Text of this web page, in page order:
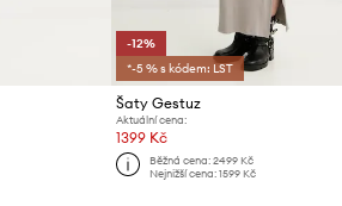
-12%
*-5 % s kódem: LST
Šaty Gestuz
Aktuální cena:
1399 Kč
Běžná cena: 2499 Kč
Nejnižší cena: 1599 Kč